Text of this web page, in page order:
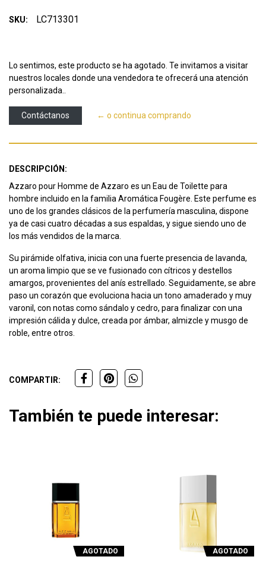
SKU: LC713301
Lo sentimos, este producto se ha agotado. Te invitamos a visitar
nuestros locales donde una vendedora te ofrecerá una atención
personalizada..
Contáctanos ← o continua comprando
DESCRIPCIÓN:
Azzaro pour Homme de Azzaro es un Eau de Toilette para
hombre incluido en la familia Aromática Fougère. Este perfume es
uno de los grandes clásicos de la perfumería masculina, dispone
ya de casi cuatro décadas a sus espaldas, y sigue siendo uno de
los más vendidos de la marca.
Su pirámide olfativa, inicia con una fuerte presencia de lavanda,
un aroma limpio que se ve fusionado con cítricos y destellos
amargos, provenientes del anís estrellado. Seguidamente, se abre
paso un corazón que evoluciona hacia un tono amaderado y muy
varonil, con notas como sándalo y cedro, para finalizar con una
impresión cálida y dulce, creada por ámbar, almizcle y musgo de
roble, entre otros.
COMPARTIR:
También te puede interesar:
AGOTADO AGOTADO